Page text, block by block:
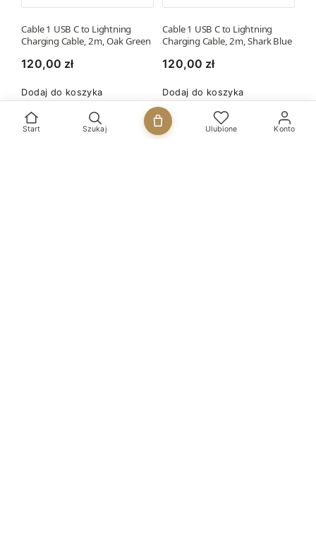
Cable 1 USB C to Lightning
Charging Cable, 2m, Oak Green
120,00 zł
Dodaj do koszyka
Cable 1 USB C to Lightning
Charging Cable, 2m, Shark Blue
120,00 zł
Dodaj do koszyka
Start Szukaj Ulubione Konto